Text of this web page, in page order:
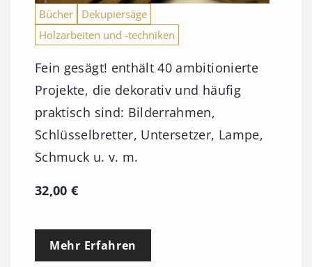
Bücher
Dekupiersäge
Holzarbeiten und -techniken
Fein gesägt! enthält 40 ambitionierte
Projekte, die dekorativ und häufig
praktisch sind: Bilderrahmen,
Schlüsselbretter, Untersetzer, Lampe,
Schmuck u. v. m.
32,00€
Mehr Erfahren